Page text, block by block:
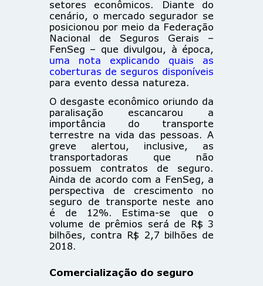
setores econômicos. Diante do
cenário, o mercado segurador se
posicionou por meio da Federação
Nacional de Seguros Gerais –
FenSeg – que divulgou, à época,
uma nota explicando quais as
coberturas de seguros disponíveis
para evento dessa natureza.
O desgaste econômico oriundo da
paralisação escancarou a
importância do transporte
terrestre na vida das pessoas. A
greve alertou, inclusive, as
transportadoras que não
possuem contratos de seguro.
Ainda de acordo com a FenSeg, a
perspectiva de crescimento no
seguro de transporte neste ano
é de 12%. Estima-se que o
volume de prêmios será de R$ 3
bilhões, contra R$ 2,7 bilhões de
2018.
Comercialização do seguro